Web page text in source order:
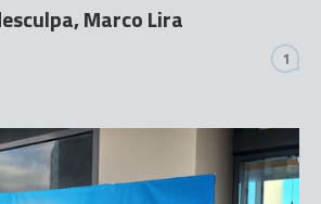
Marco Lira
1